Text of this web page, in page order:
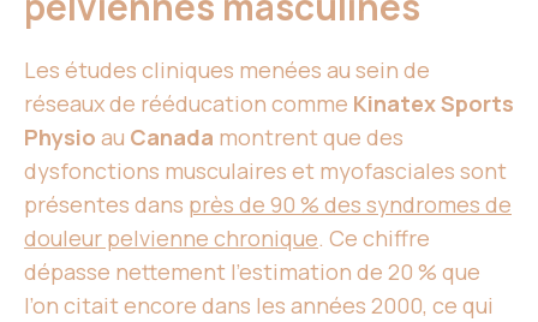
Les études cliniques menées au sein de
réseaux de rééducation comme Kinatex Sports
Physio au Canada montrent que des
dysfonctions musculaires et myofasciales sont
présentes dans près de 90 % des syndromes de
douleur pelvienne chronique. Ce chiffre
dépasse nettement l’estimation de 20 % que
l’on citait encore dans les années 2000, ce qui